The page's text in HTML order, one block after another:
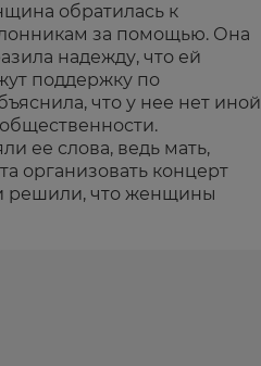
обратилась к
за помощью. Она
надежду, что ей
поддержку по
что у нее нет иной
ее слова, ведь мать,
организовать концерт
решили, что женщины